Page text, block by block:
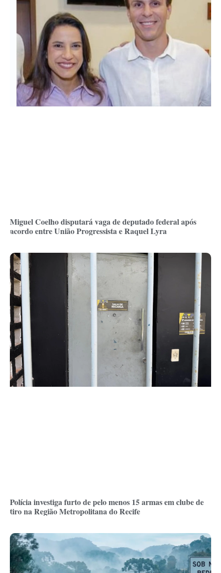
Miguel Coelho disputará vaga de deputado federal após
acordo entre União Progressista e Raquel Lyra
Polícia investiga furto de pelo menos 15 armas em clube de
tiro na Região Metropolitana do Recife